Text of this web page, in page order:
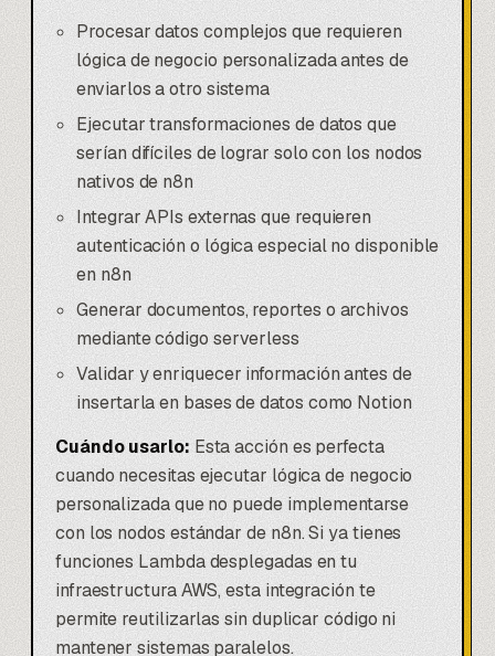
Procesar datos complejos que requieren
lógica de negocio personalizada antes de
enviarlos a otro sistema
Ejecutar transformaciones de datos que
serían difíciles de lograr solo con los nodos
nativos de n8n
Integrar APIs externas que requieren
autenticación o lógica especial no disponible
en n8n
Generar documentos, reportes o archivos
mediante código serverless
Validar y enriquecer información antes de
insertarla enbases de datos como Notion
Cuándo usarlo:Esta acción es perfecta
cuando necesitas ejecutar lógica de negocio
personalizada que no puede implementarse
con los nodos estándar de n8n. Si ya tienes
funciones Lambda desplegadas en tu
infraestructura AWS, esta integración te
permite reutilizarlas sin duplicar código ni
mantener sistemas paralelos.